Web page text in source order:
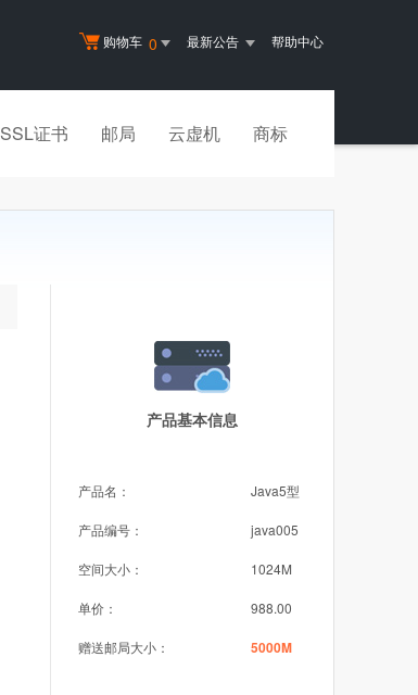
购物车 0 最新公告 帮助中心
SSL证书 邮局 云虚机 商标
产品基本信息
产品名： Java5型
产品编号： java005
空间大小： 1024M
单价： 988.00
赠送邮局大小： 5000M